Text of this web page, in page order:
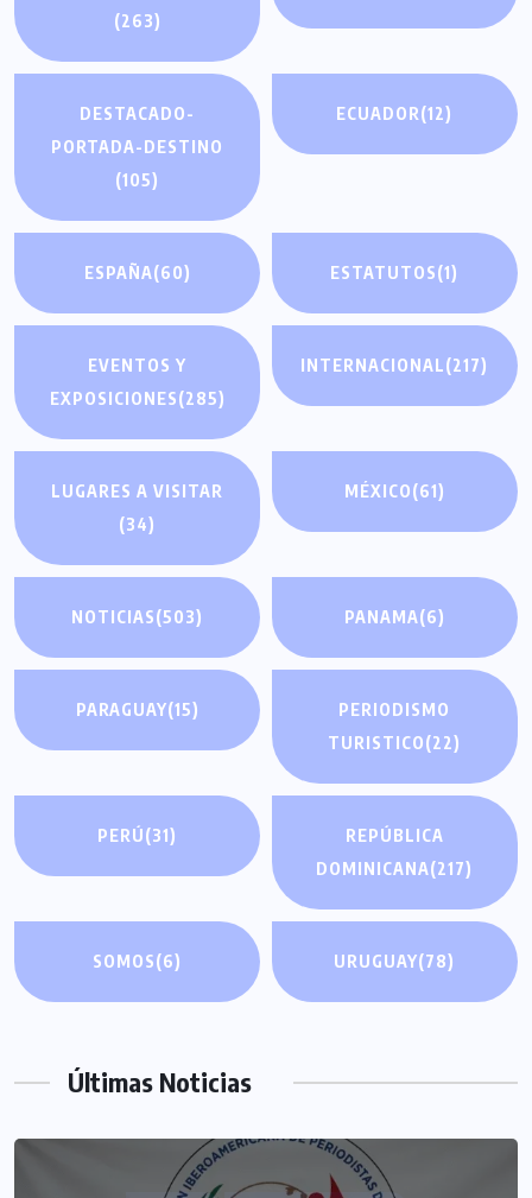
(263)
DESTACADO-
PORTADA-DESTINO
(105)
ECUADOR(12)
ESPAÑA(60) ESTATUTOS(1)
EVENTOS Y
EXPOSICIONES(285)
INTERNACIONAL(217)
LUGARES A VISITAR
(34)
MÉXICO(61)
NOTICIAS(503) PANAMA(6)
PARAGUAY(15)
PERIODISMO
TURISTICO(22)
PERÚ(31)
REPÚBLICA
DOMINICANA(217)
SOMOS(6) URUGUAY(78)
Últimas Noticias